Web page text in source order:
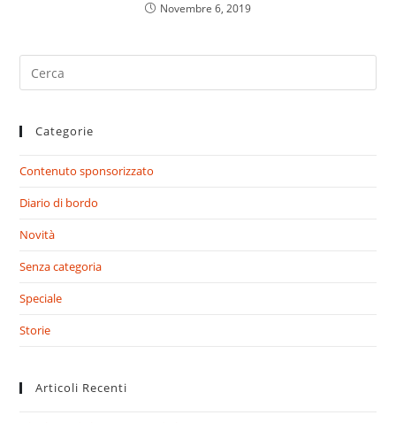
Novembre 6, 2019
Search
for:
Categorie
Contenuto sponsorizzato
Diario di bordo
Novità
Senza categoria
Speciale
Storie
Articoli Recenti